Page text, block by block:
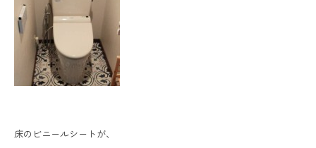
床のビニールシートが、